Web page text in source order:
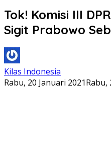
Tok! Komisi III
Sigit Prabowo
Kilas Indonesia
Rabu, 20 Januari 2021Rabu,